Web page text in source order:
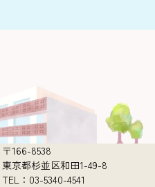
〒166-8538
東京都杉並区和田1-49-8
TEL：03-5340-4541